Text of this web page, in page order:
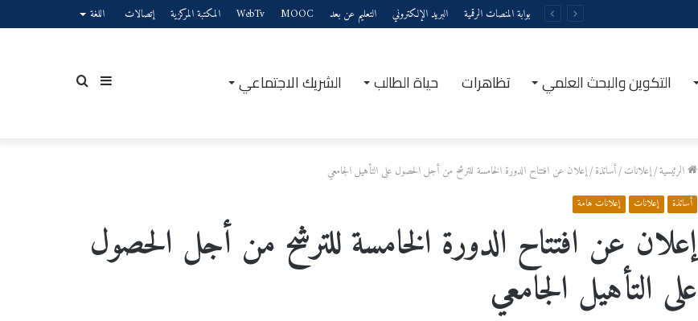
بوابة المنصات الرقمية البريد الإلكتروني التعليم عن بعد MOOC
WebTv المكتبة المركزية إتصالات اللغة
التكوين والبحث العلمي تظاهرات حياة الطالب الشريك الاجتماعي بحثإضافة
الرئيسية/إعلانات/أساتذة/إعلان عن افتتاح الدورة الخامسة للترشح من أجل الحصول على التأهيل الجامعي
أساتذة إعلانات إعلانات هامة
إعلان عن افتتاح الدورة الخامسة للترشح من أجل الحصول
على التأهيل الجامعي